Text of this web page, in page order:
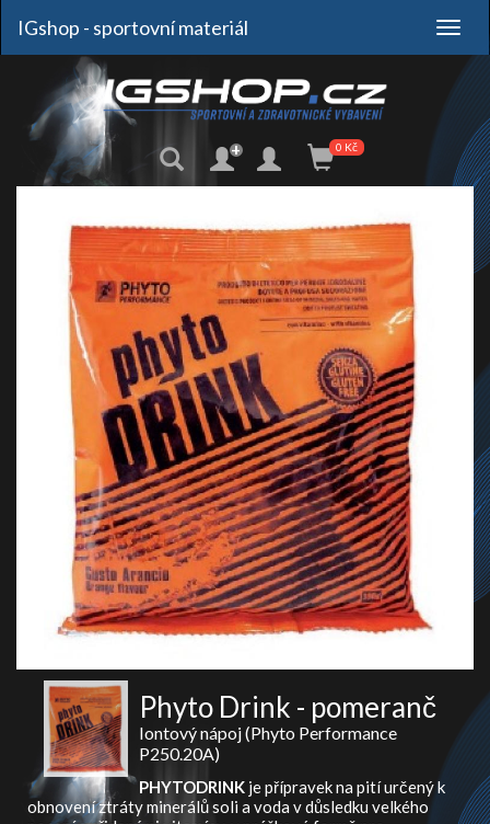
+ 0 Kč
IGshop - sportovní materiál
Phyto Drink - pomeranč
Iontový nápoj (Phyto Performance
P250.20A)
PHYTODRINK je přípravek na pití určený k
obnovení ztráty minerálů soli a voda v důsledku velkého